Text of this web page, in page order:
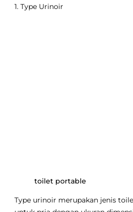
1. Type Urinoir
toilet portable
Type urinoir merupakan jenis